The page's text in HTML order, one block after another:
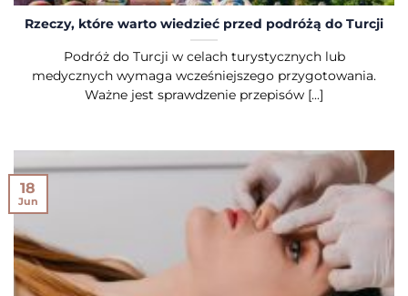
Rzeczy, które warto wiedzieć przed podróżą do Turcji
Podróż do Turcji w celach turystycznych lub
medycznych wymaga wcześniejszego przygotowania.
Ważne jest sprawdzenie przepisów [...]
18
Jun